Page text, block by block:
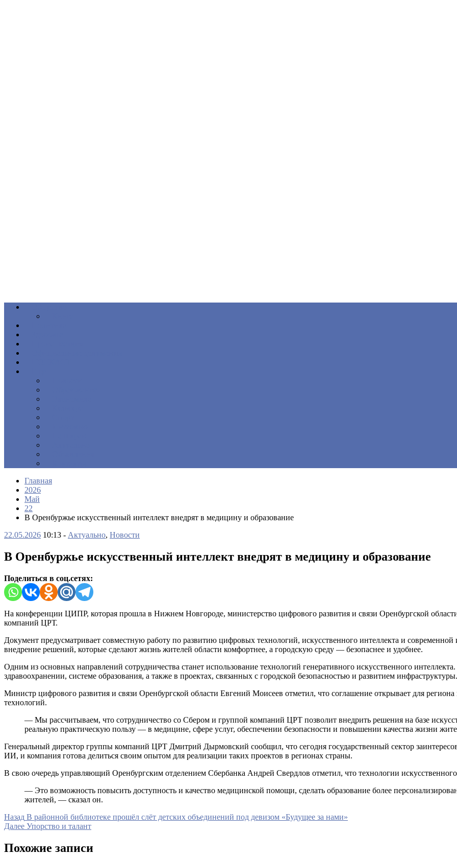
Главная
2026
Май
22
В Оренбуржье искусственный интеллект внедрят в медицину и образование
22.05.2026 10:13 - Актуально, Новости
В Оренбуржье искусственный интеллект внедрят в медицину и образование
Поделиться в соц.сетях:
На конференции ЦИПР, которая прошла в Нижнем Новгороде, министерство цифрового развития и связи Оренбургской
компаний ЦРТ.
Документ предусматривает совместную работу по развитию цифровых технологий, искусственного интеллекта и
внедрение решений, которые сделают жизнь жителей области комфортнее, а городскую среду — безопаснее и удобнее.
Одним из основных направлений сотрудничества станет использование технологий генеративного искусственного
здравоохранении, системе образования, а также в проектах, связанных с городской безопасностью и развитием инфраструктуры.
Министр цифрового развития и связи Оренбургской области Евгений Моисеев отметил, что соглашение открывает для
технологий.
— Мы рассчитываем, что сотрудничество со Сбером и группой компаний ЦРТ позволит внедрить решения на базе
реальную практическую пользу — в медицине, сфере услуг, обеспечении безопасности и повышении качества жизни
Генеральный директор группы компаний ЦРТ Дмитрий Дырмовский сообщил, что сегодня государственный сектор
ИИ, и компания готова делиться своим опытом для реализации таких проектов в регионах страны.
В свою очередь управляющий Оренбургским отделением Сбербанка Андрей Свердлов отметил, что технологии
— Это возможность повысить доступность и качество медицинской помощи, сделать образование более
жителей, — сказал он.
Навигация
по
записям
Назад Предыдущая
запись
В районной библиотеке прошёл слёт детских объединений под девизом «Будущее за нами»
Далее Следующая
Упорство и талант
Похожие записи